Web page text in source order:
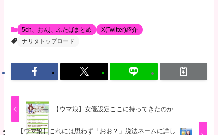
5ch、おんj、ふたばまとめ
X(Twitter)紹介
ナリタトップロード
【ウマ娘】女優設定ここに持ってきたのか…
【ウマ娘】これには思わず「おお？」脱法ネームに詳し